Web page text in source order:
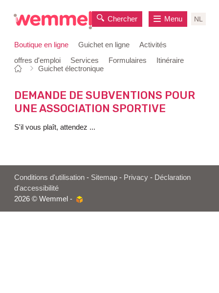
Boutique en ligne Guichet en ligne
Activités
offres d'emploi
Services Formulaires Itinéraire
Chercher NL
Menu
Vous
ici:
Page
départ
Guichet électronique
DEMANDE DE SUBVENTIONS POUR
UNE ASSOCIATION SPORTIVE
S'il vous plaît, attendez ...
Conditions d'utilisation - Sitemap - Privacy - Déclaration
d'accessibilité
2026 © Wemmel -